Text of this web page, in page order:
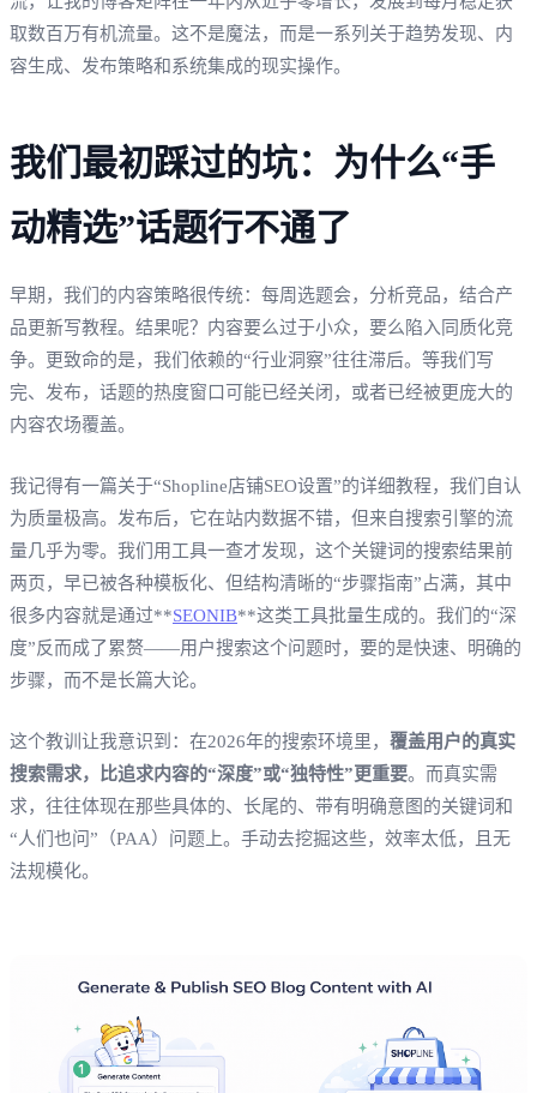
取数百万有机流量。这不是魔法，而是一系列关于趋势发现、内
容生成、发布策略和系统集成的现实操作。
我们最初踩过的坑：为什么“手
动精选”话题行不通了
早期，我们的内容策略很传统：每周选题会，分析竞品，结合产
品更新写教程。结果呢？内容要么过于小众，要么陷入同质化竞
争。更致命的是，我们依赖的“行业洞察”往往滞后。等我们写
完、发布，话题的热度窗口可能已经关闭，或者已经被更庞大的
内容农场覆盖。
我记得有一篇关于“Shopline店铺SEO设置”的详细教程，我们自认
为质量极高。发布后，它在站内数据不错，但来自搜索引擎的流
量几乎为零。我们用工具一查才发现，这个关键词的搜索结果前
两页，早已被各种模板化、但结构清晰的“步骤指南”占满，其中
很多内容就是通过**SEONIB**这类工具批量生成的。我们的“深
度”反而成了累赘——用户搜索这个问题时，要的是快速、明确的
步骤，而不是长篇大论。
这个教训让我意识到：在2026年的搜索环境里， 覆盖用户的真实
搜索需求，比追求内容的“深度”或“独特性”更重要。而真实需
求，往往体现在那些具体的、长尾的、带有明确意图的关键词和
“人们也问”（PAA）问题上。手动去挖掘这些，效率太低，且无
法规模化。